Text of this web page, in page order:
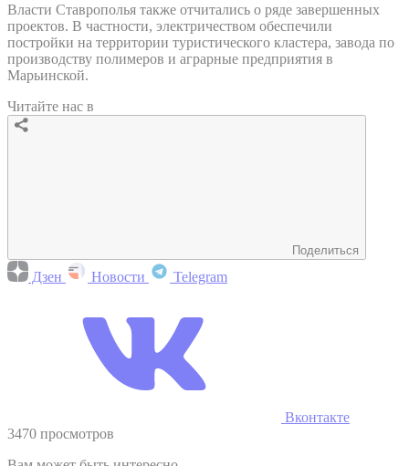
Власти Ставрополья также отчитались о ряде завершенных
проектов. В частности, электричеством обеспечили
постройки на территории туристического кластера, завода по
производству полимеров и аграрные предприятия в
Марьинской.
Читайте нас в
Поделиться
Дзен Новости Telegram
Вконтакте
3470 просмотров